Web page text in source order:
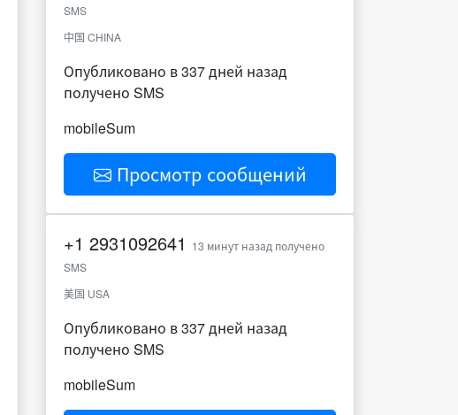
SMS
中国 CHINA
Опубликовано в 337 дней назад
получено SMS
mobileSum
Просмотр сообщений
+1 2931092641
13 минут назад получено
SMS
美国 USA
Опубликовано в 337 дней назад
получено SMS
mobileSum